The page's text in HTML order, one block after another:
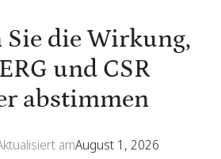
Sie die Wirkung,
und CSR
abstimmen
amAugust 1, 2026